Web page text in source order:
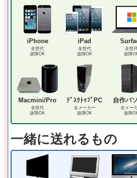
iPhone
全世代
故障OK
iPad
全世代
故障OK
全世
故障
Macmini/Pro
全世代
故障OK
ﾃﾞｽｸﾄｯﾌﾟPC
全メーカー
故障OK
自作パ
全メー
故障
一緒に送れるもの